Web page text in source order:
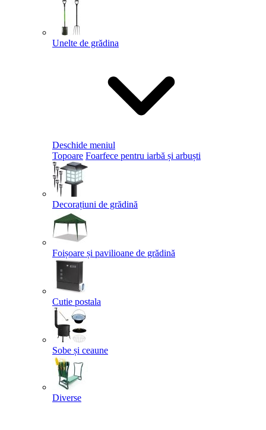
Unelte de grădina
Deschide meniul
Topoare Foarfece pentru iarbă și arbuști
Decorațiuni de grădină
Foișoare și pavilioane de grădină
Cutie postala
Sobe și ceaune
Diverse